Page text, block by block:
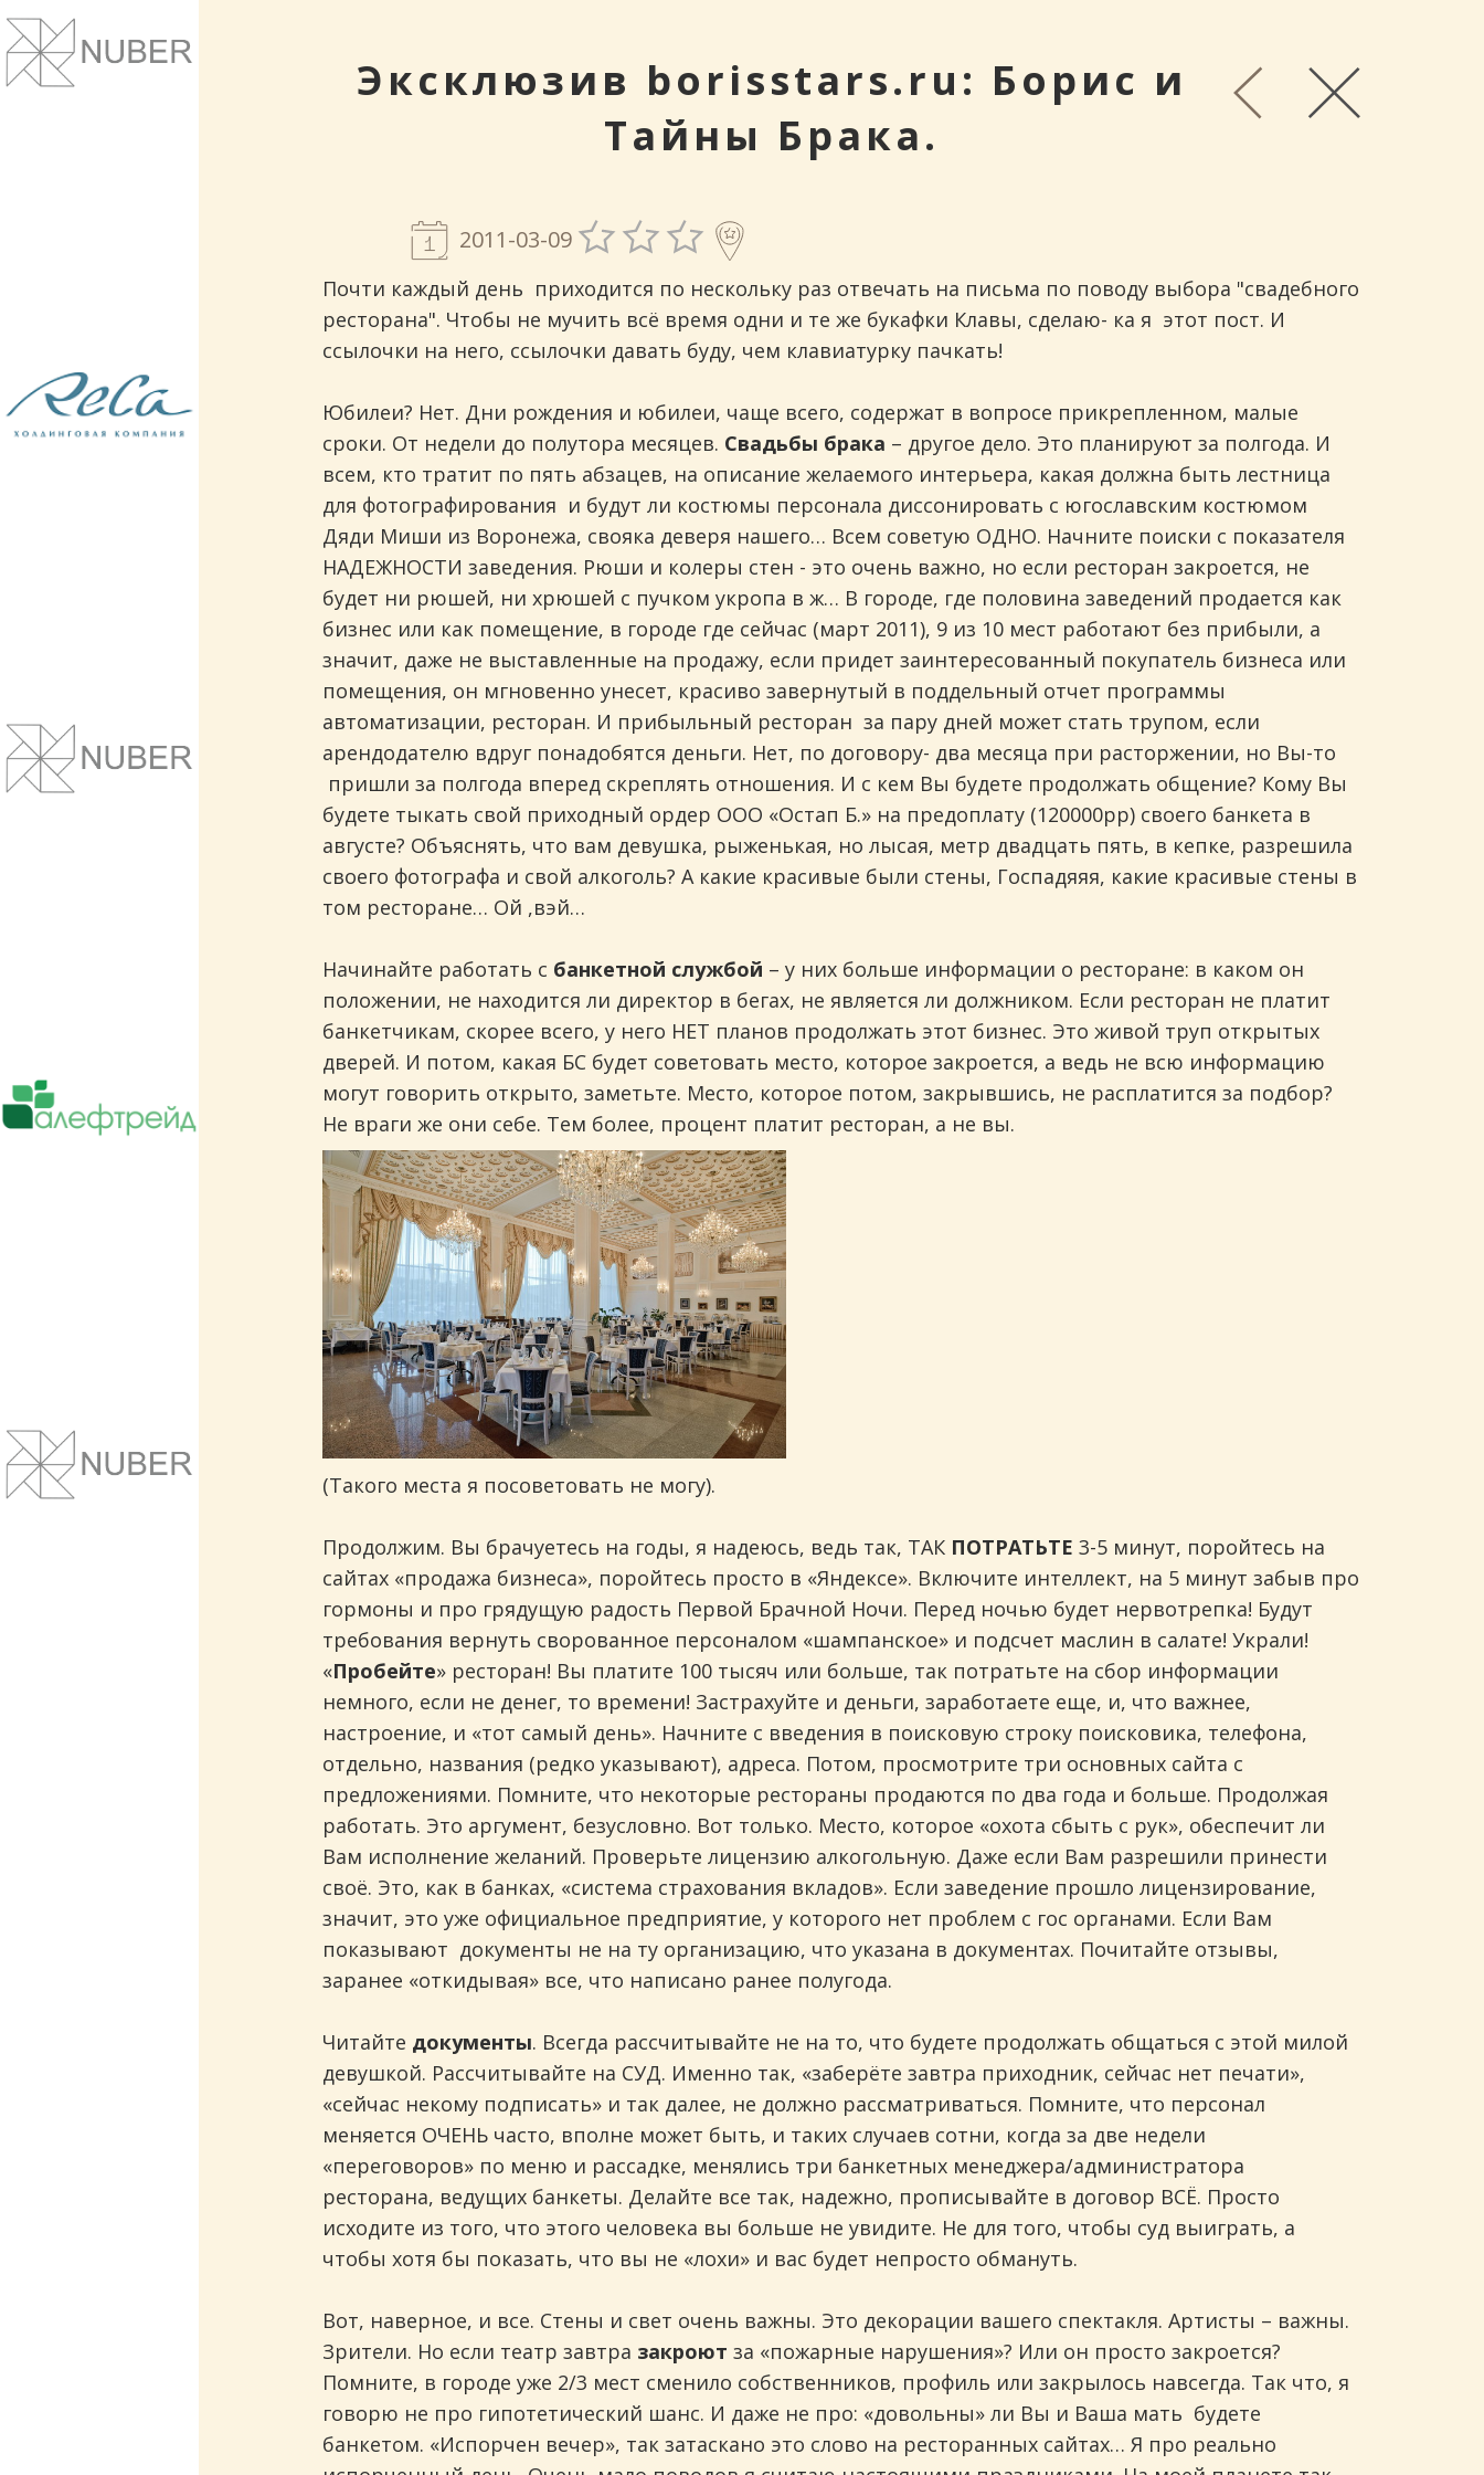
Сайты и корпоративные веб-системы.
Понятный дизайн, улучшение маркетинговых
Поставки чая, кофе, оборудования.
Сотрудничает более чем с 5000 ресторанов.
Сайты и корпоративные веб-системы.
Понятный дизайн, улучшение маркетинговых
Эксклюзив borisstars.ru: Борис и
Тайны Брака.
2011-03-09
Почти каждый день приходится по нескольку раз отвечать на письма по поводу выбора "свадебного
ресторана". Чтобы не мучить всё время одни и те же букафки Клавы, сделаю- ка я этот пост. И
ссылочки на него, ссылочки давать буду, чем клавиатурку пачкать!
Юбилеи? Нет. Дни рождения и юбилеи, чаще всего, содержат в вопросе прикрепленном, малые
сроки. От недели до полутора месяцев. Свадьбы брака – другое дело. Это планируют за полгода. И
всем, кто тратит по пять абзацев, на описание желаемого интерьера, какая должна быть лестница
для фотографирования и будут ли костюмы персонала диссонировать с югославским костюмом
Дяди Миши из Воронежа, свояка деверя нашего… Всем советую ОДНО. Начните поиски с показателя
НАДЕЖНОСТИ заведения. Рюши и колеры стен - это очень важно, но если ресторан закроется, не
будет ни рюшей, ни хрюшей с пучком укропа в ж… В городе, где половина заведений продается как
бизнес или как помещение, в городе где сейчас (март 2011), 9 из 10 мест работают без прибыли, а
значит, даже не выставленные на продажу, если придет заинтересованный покупатель бизнеса или
помещения, он мгновенно унесет, красиво завернутый в поддельный отчет программы
автоматизации, ресторан. И прибыльный ресторан за пару дней может стать трупом, если
арендодателю вдруг понадобятся деньги. Нет, по договору- два месяца при расторжении, но Вы-то
пришли за полгода вперед скреплять отношения. И с кем Вы будете продолжать общение? Кому Вы
будете тыкать свой приходный ордер ООО «Остап Б.» на предоплату (120000рр) своего банкета в
августе? Объяснять, что вам девушка, рыженькая, но лысая, метр двадцать пять, в кепке, разрешила
своего фотографа и свой алкоголь? А какие красивые были стены, Госпадяяя, какие красивые стены в
том ресторане… Ой ,вэй…
Начинайте работать с банкетной службой – у них больше информации о ресторане: в каком он
положении, не находится ли директор в бегах, не является ли должником. Если ресторан не платит
банкетчикам, скорее всего, у него НЕТ планов продолжать этот бизнес. Это живой труп открытых
дверей. И потом, какая БС будет советовать место, которое закроется, а ведь не всю информацию
могут говорить открыто, заметьте. Место, которое потом, закрывшись, не расплатится за подбор?
Не враги же они себе. Тем более, процент платит ресторан, а не вы.
(Такого места я посоветовать не могу).
Продолжим. Вы брачуетесь на годы, я надеюсь, ведь так, ТАК ПОТРАТЬТЕ 3-5 минут, поройтесь на
сайтах «продажа бизнеса», поройтесь просто в «Яндексе». Включите интеллект, на 5 минут забыв про
гормоны и про грядущую радость Первой Брачной Ночи. Перед ночью будет нервотрепка! Будут
требования вернуть сворованное персоналом «шампанское» и подсчет маслин в салате! Украли!
«Пробейте» ресторан! Вы платите 100 тысяч или больше, так потратьте на сбор информации
немного, если не денег, то времени! Застрахуйте и деньги, заработаете еще, и, что важнее,
настроение, и «тот самый день». Начните с введения в поисковую строку поисковика, телефона,
отдельно, названия (редко указывают), адреса. Потом, просмотрите три основных сайта с
предложениями. Помните, что некоторые рестораны продаются по два года и больше. Продолжая
работать. Это аргумент, безусловно. Вот только. Место, которое «охота сбыть с рук», обеспечит ли
Вам исполнение желаний. Проверьте лицензию алкогольную. Даже если Вам разрешили принести
своё. Это, как в банках, «система страхования вкладов». Если заведение прошло лицензирование,
значит, это уже официальное предприятие, у которого нет проблем с гос органами. Если Вам
показывают документы не на ту организацию, что указана в документах. Почитайте отзывы,
заранее «откидывая» все, что написано ранее полугода.
Читайте документы. Всегда рассчитывайте не на то, что будете продолжать общаться с этой милой
девушкой. Рассчитывайте на СУД. Именно так, «заберёте завтра приходник, сейчас нет печати»,
«сейчас некому подписать» и так далее, не должно рассматриваться. Помните, что персонал
меняется ОЧЕНЬ часто, вполне может быть, и таких случаев сотни, когда за две недели
«переговоров» по меню и рассадке, менялись три банкетных менеджера/администратора
ресторана, ведущих банкеты. Делайте все так, надежно, прописывайте в договор ВСЁ. Просто
исходите из того, что этого человека вы больше не увидите. Не для того, чтобы суд выиграть, а
чтобы хотя бы показать, что вы не «лохи» и вас будет непросто обмануть.
Вот, наверное, и все. Стены и свет очень важны. Это декорации вашего спектакля. Артисты – важны.
Зрители. Но если театр завтра закроют за «пожарные нарушения»? Или он просто закроется?
Помните, в городе уже 2/3 мест сменило собственников, профиль или закрылось навсегда. Так что, я
говорю не про гипотетический шанс. И даже не про: «довольны» ли Вы и Ваша мать будете
банкетом. «Испорчен вечер», так затаскано это слово на ресторанных сайтах… Я про реально